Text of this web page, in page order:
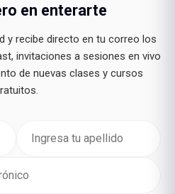
en enterarte
y recibe directo en tu correo los
invitaciones a sesiones en vivo
de nuevas clases y cursos